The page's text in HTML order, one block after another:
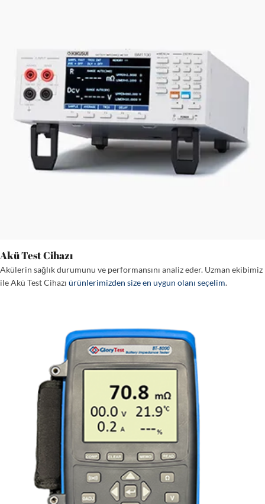
Akü Test Cihazı
Akülerin sağlık durumunu ve performansını analiz eder. Uzman ekibimiz
ile Akü Test Cihazı ürünlerimizden size en uygun olanı seçelim.